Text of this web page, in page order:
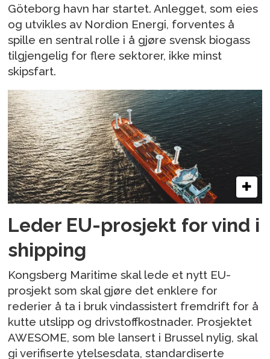
Göteborg havn har startet. Anlegget, som eies
og utvikles av Nordion Energi, forventes å
spille en sentral rolle i å gjøre svensk biogass
tilgjengelig for flere sektorer, ikke minst
skipsfart.
Leder EU-prosjekt for vind i
shipping
Kongsberg Maritime skal lede et nytt EU-
prosjekt som skal gjøre det enklere for
rederier å ta i bruk vindassistert fremdrift for å
kutte utslipp og drivstoffkostnader. Prosjektet
AWESOME, som ble lansert i Brussel nylig, skal
gi verifiserte ytelsesdata, standardiserte